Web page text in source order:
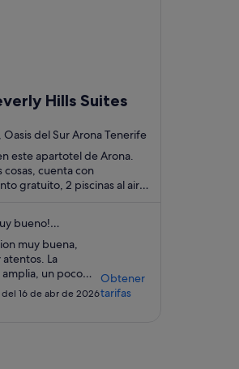
Hills Suites
Oasis del Sur Arona Tenerife
este apartotel de Arona.
cosas, cuenta con
gratuito, 2 piscinas al aire
bueno!
muy buena,
La
un poco
toca hacia la calle.
16 de abr de 2026
Obtener
tarifas